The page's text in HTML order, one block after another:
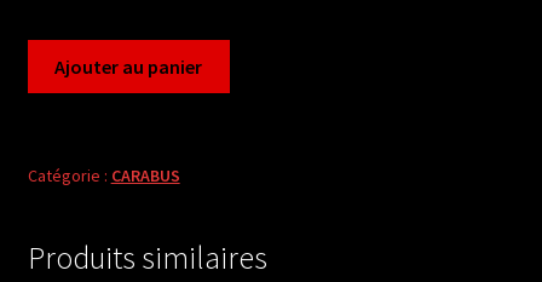
purpurascens
A2)
Ajouter au panier
Catégorie : CARABUS
Produits similaires